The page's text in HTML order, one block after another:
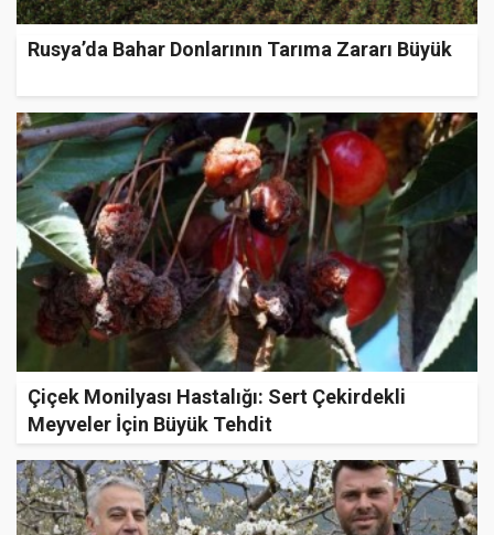
Rusya’da Bahar Donlarının Tarıma Zararı Büyük
Çiçek Monilyası Hastalığı: Sert Çekirdekli
Meyveler İçin Büyük Tehdit